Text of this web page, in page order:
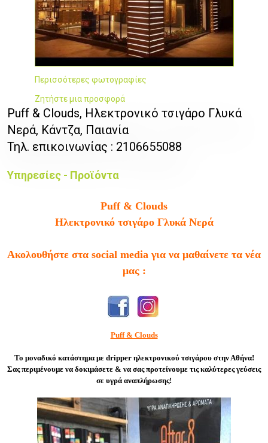
Περισσότερες φωτογραφίες
Ζητήστε μια προσφορά
Puff & Clouds, Ηλεκτρονικό τσιγάρο Γλυκά
Νερά, Κάντζα, Παιανία
Τηλ. επικοινωνίας : 2106655088
Υπηρεσίες - Προϊόντα
Puff & Clouds
Ηλεκτρονικό τσιγάρο Γλυκά Νερά
Ακολουθήστε στα social media για να μαθαίνετε τα νέα
μας :
Puff & Clouds
Το μοναδικό κατάστημα με dripper ηλεκτρονικού τσιγάρου στην Αθήνα!
Σας περιμένουμε να δοκιμάσετε & να σας προτείνουμε τις καλύτερες γεύσεις
σε υγρά αναπλήρωσης!